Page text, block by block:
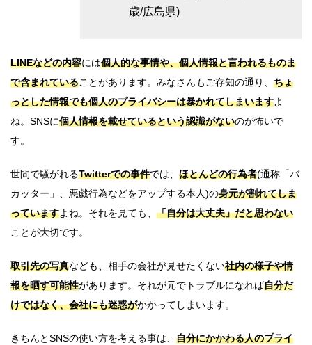
歳/広島県)
LINEなどの内容には個人的な事情や、個人情報と言われるものま
で含まれていることがあります。みなさんもご存知の通り、 ちょ
っとした情報でも個人のプライバシーは暴かれてしまいますよ
ね。SNSに個人情報を載せているという認識がないのが怖いで
す。
世間で騒がれるTwitterでの事件では、 ほとんどの行為者(通称「バ
カッター」、悪戯行為などをアップする本人)の身元が割れてしま
っていますよね。それを見ても、 「自分は大丈夫」だと思わない
ことが大切です。
取引先の写真なども、相手の会社が見せたくない社内の様子や情
報を晒す可能性があります。それが元でトラブルになれば自分だ
けではなく、会社にも迷惑がかかってしまいます。
きちんとSNSの使い方を考える事は、 自分にかかわる人のプライ